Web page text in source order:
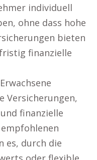
individuell
ohne dass hohe
bieten
finanzielle
Versicherungen,
finanzielle
es, durch die